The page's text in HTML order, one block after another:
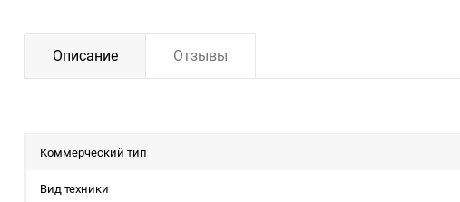
Описание Отзывы
Коммерческий тип
Вид техники